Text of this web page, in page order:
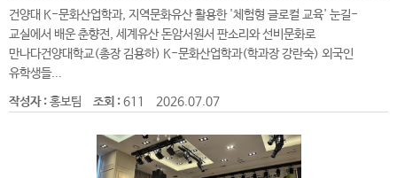
건양대 K-문화산업학과, 지역문화유산 활용한 '체험형 글로컬 교육' 눈길-
교실에서 배운 춘향전, 세계유산 돈암서원서 판소리와 선비문화로
만나다건양대학교(총장 김용하) K-문화산업학과(학과장 강란숙) 외국인
유학생들...
작성자 :홍보팀 조회 :611 2026.07.07